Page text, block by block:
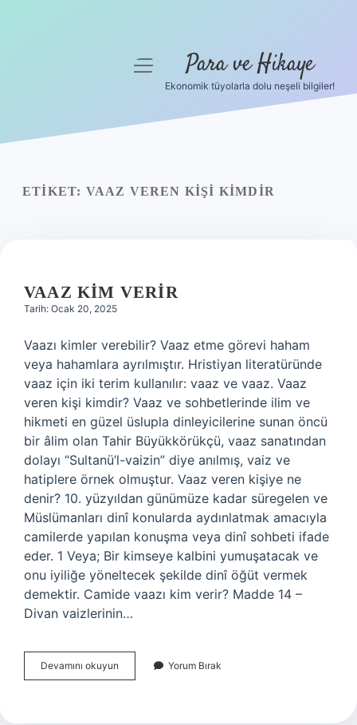
Yasal Uyarı
menüyü
Para ve Hikaye
Ekonomik tüyolarla dolu neşeli bilgiler!
ETIKET: VAAZ VEREN KIŞI KIMDIR
VAAZ KIM VERIR
Tarih: Ocak 20, 2025
Vaazı kimler verebilir? Vaaz etme görevi haham
veya hahamlara ayrılmıştır. Hristiyan literatüründe
vaaz için iki terim kullanılır: vaaz ve vaaz. Vaaz
veren kişi kimdir? Vaaz ve sohbetlerinde ilim ve
hikmeti en güzel üslupla dinleyicilerine sunan öncü
bir âlim olan Tahir Büyükkörükçü, vaaz sanatından
dolayı “Sultanü’l-vaizin” diye anılmış, vaiz ve
hatiplere örnek olmuştur. Vaaz veren kişiye ne
denir? 10. yüzyıldan günümüze kadar süregelen ve
Müslümanları dinî konularda aydınlatmak amacıyla
camilerde yapılan konuşma veya dinî sohbeti ifade
eder. 1 Veya; Bir kimseye kalbini yumuşatacak ve
onu iyiliğe yöneltecek şekilde dinî öğüt vermek
demektir. Camide vaazı kim verir? Madde 14 –
Divan vaizlerinin…
Devamını okuyun
Kim
Yorum Bırak